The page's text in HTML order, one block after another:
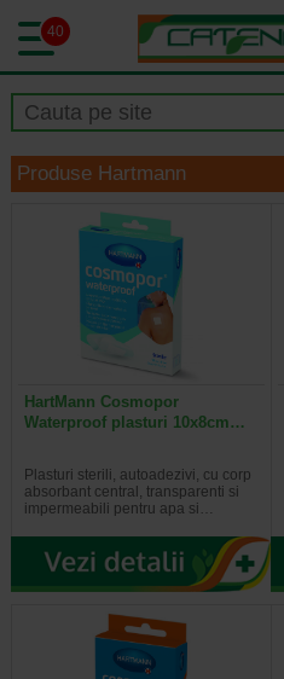
40
Produse Hartmann
HartMann Cosmopor
Waterproof plasturi 10x8cm…
Plasturi sterili, autoadezivi, cu corp
absorbant central, transparenti si
impermeabili pentru apa si…